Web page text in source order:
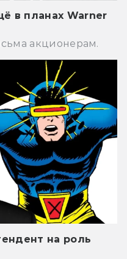
в планах Warner
акционерам.
на роль